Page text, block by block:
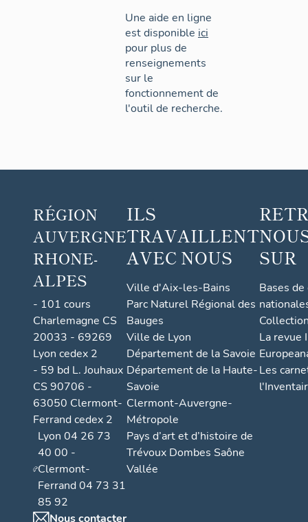
Une aide en ligne
est disponible ici
pour plus de
renseignements
sur le
fonctionnement de
l'outil de recherche.
RÉGION
AUVERGNE
RHONE-
ALPES
- 101 cours
Charlemagne CS
20033 - 69269
Lyon cedex 2
- 59 bd L. Jouhaux
CS 90706 -
63050 Clermont-
Ferrand cedex 2
Lyon 04 26 73
40 00 -
Clermont-
Ferrand 04 73 31
85 92
Nous contacter
ILS
TRAVAILLENT
AVEC NOUS
Ville d'Aix-les-Bains
Parc Naturel Régional des
Bauges
Ville de Lyon
Département de la Savoie
Département de la Haute-
Savoie
Clermont-Auvergne-
Métropole
Pays d’art et d’histoire de
Trévoux Dombes Saône
Vallée
SUR
Bases
La revue
Les